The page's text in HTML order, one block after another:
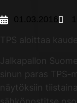
01.03.2016
TPS aloittaa
Jalkapallon
sinun paras TPS-
näytöksiin